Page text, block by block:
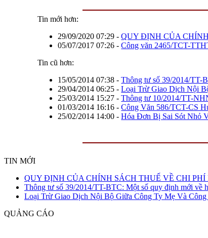
Tin mới hơn:
29/09/2020 07:29 -QUY ĐỊNH CỦA
05/07/2017 07:26 -Công văn 2465/TCT-
Tin cũ hơn:
15/05/2014 07:38 -Thông tư số 39/2014/TT-
29/04/2014 06:25 -Loại Trừ Giao Dịch Nội
25/03/2014 15:27 -Thông tư 10/2014/TT-
01/03/2014 16:16 -Công Văn 586/TCT-CS
25/02/2014 14:00 -Hóa Đơn Bị Sai Sót Nhỏ
TIN MỚI
QUY ĐỊNH CỦA CHÍNH SÁCH THUẾ VỀ CHI
Thông tư số 39/2014/TT-BTC: Một số quy định mới về
Loại Trừ Giao Dịch Nội Bộ Giữa Công Ty Mẹ Và
QUẢNG CÁO
QUY ĐỊNH CỦA
CHÍNH SÁCH THUẾ
VỀ CHI PHÍ LÃI VAY